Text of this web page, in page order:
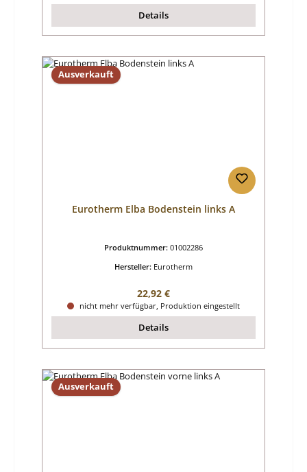
Details
Ausverkauft
Eurotherm Elba Bodenstein links A
Produktnummer: 01002286
Hersteller: Eurotherm
Regulärer Preis:
22,92 €
nicht mehr verfügbar, Produktion eingestellt
Details
Ausverkauft